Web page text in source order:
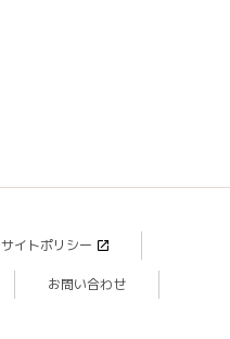
サイトポリシー
お問い合わせ